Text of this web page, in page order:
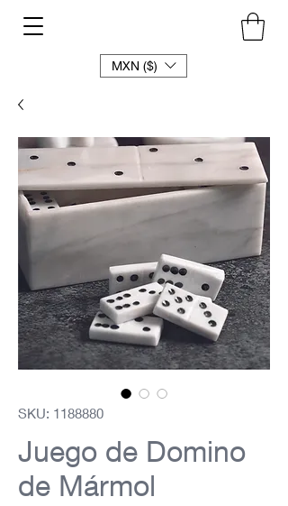
MXN ($)
SKU: 1188880
Juego de Domino
de Mármol